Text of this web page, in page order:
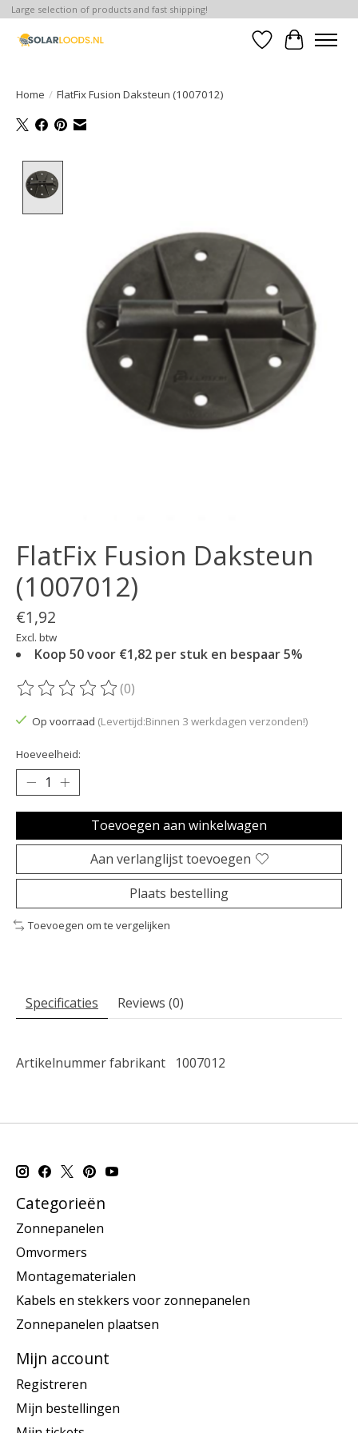
Large selection of products and fast shipping!
Verlanglijst
Home / FlatFix Fusion Daksteun (1007012)
FlatFix Fusion Daksteun
(1007012)
€1,92
Excl. btw
Koop 50 voor €1,82 per stuk en bespaar 5%
De beoordeling van dit product is
(0)
Op voorraad (Levertijd:Binnen 3 werkdagen verzonden!)
Hoeveelheid:
Toevoegen aan winkelwagen
Aan verlanglijst toevoegen
Plaats bestelling
Toevoegen om te vergelijken
Specificaties Reviews (0)
Artikelnummer fabrikant 1007012
Categorieën
Zonnepanelen
Omvormers
Montagematerialen
Kabels en stekkers voor zonnepanelen
Zonnepanelen plaatsen
Mijn account
Registreren
Mijn bestellingen